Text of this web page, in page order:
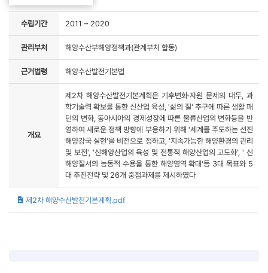
수립기간 2011 ~ 2020
관리부처 해양수산부해양정책과(관계부처 합동)
근거법령 해양수산발전기본법
개요
제2차 해양수산발전기본계획은 기후변화·자원 문제의 대두, 과
학기술력 확보를 통한 신산업 육성, '삶의 질' 추구에 따른 생활 패
턴의 변화, 동아시아의 경제성장에 따른 물류산업의 변화등을 반
영하여 새로운 정책 방향에 부응하기 위해 '세계를 주도하는 선진
해양강국 실현'을 비전으로 정하고, '지속가능한 해양환경의 관리
및 보전', '신해양산업의 육성 및 전통적 해양산업의 고도화', ' 신
해양질서의 능동적 수용을 통한 해양영역 확대'등 3대 목표와 5
대 추진전략 및 26개 중점과제를 제시하였다
제2차 해양수산발전기본계획.pdf